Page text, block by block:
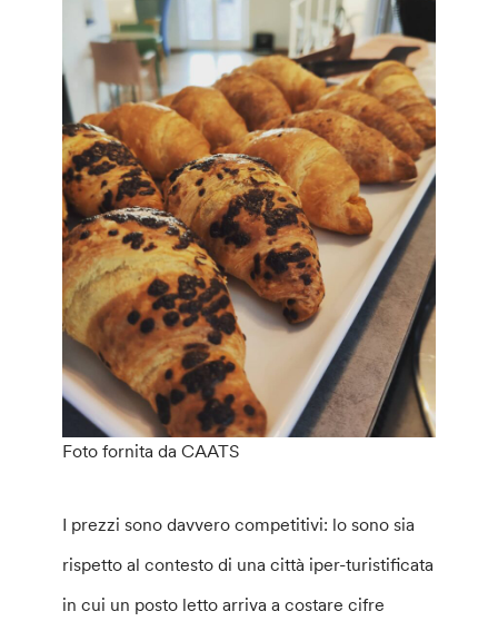
Foto fornita da CAATS
I prezzi sono davvero competitivi: lo sono sia
rispetto al contesto di una città iper-turistificata
in cui un posto letto arriva a costare cifre